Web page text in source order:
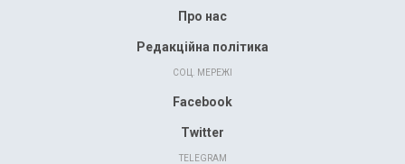
Про нас
Редакційна політика
СОЦ. МЕРЕЖІ
Facebook
Twitter
TELEGRAM